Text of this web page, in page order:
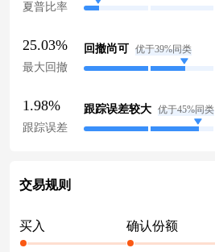
夏普比率
25.03%
最大回撤
回撤尚可 优于39%同类
1.98%
跟踪误差
跟踪误差较大 优于45%同类
交易规则
买入 确认份额